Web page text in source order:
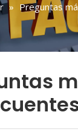
» Preguntas